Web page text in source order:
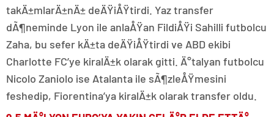
takÄ±mlarÄ±nÄ± deÄŸiÅŸtirdi. Yaz transfer
dÃ¶neminde Lyon ile anlaÅŸan FildiÅŸi Sahilli futbolcu
Zaha, bu sefer kÄ±ta deÄŸiÅŸtirdi ve ABD ekibi
Charlotte FC’ye kiralÄ±k olarak gitti. Ä°talyan futbolcu
Nicolo Zaniolo ise Atalanta ile sÃ¶zleÅŸmesini
feshedip, Fiorentina’ya kiralÄ±k olarak transfer oldu.